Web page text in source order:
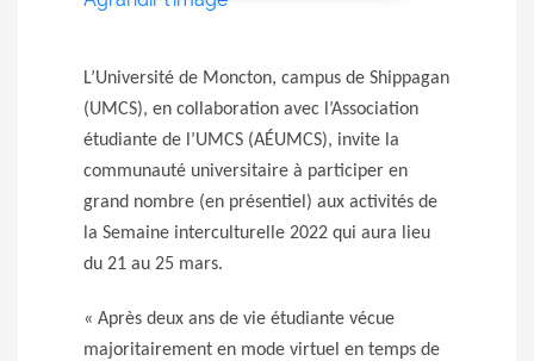
L’Université de Moncton, campus de Shippagan
(UMCS), en collaboration avec l’Association
étudiante de l’UMCS (AÉUMCS), invite la
communauté universitaire à participer en
grand nombre (en présentiel) aux activités de
la Semaine interculturelle 2022 qui aura lieu
du 21 au 25 mars.
« Après deux ans de vie étudiante vécue
majoritairement en mode virtuel en temps de